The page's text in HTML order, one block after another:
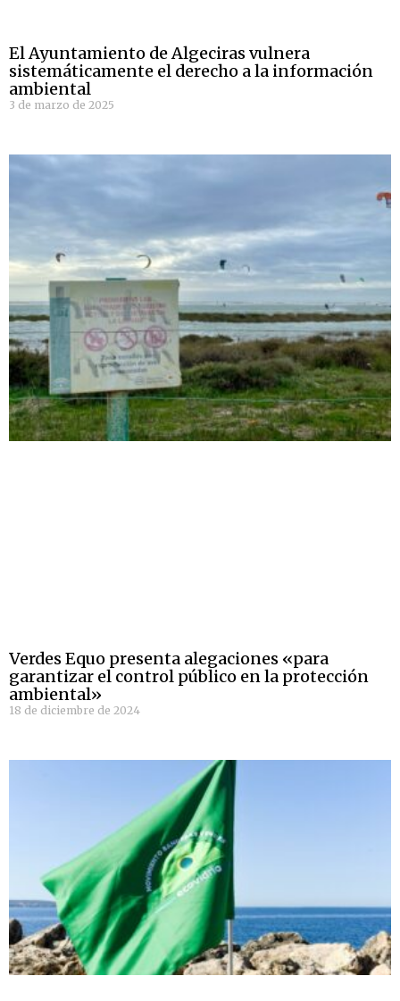
El Ayuntamiento de Algeciras vulnera
sistemáticamente el derecho a la información
ambiental
3 de marzo de 2025
Verdes Equo presenta alegaciones «para
garantizar el control público en la protección
ambiental»
18 de diciembre de 2024